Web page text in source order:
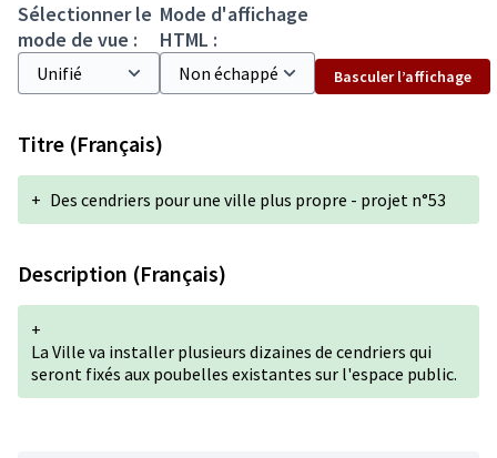
Sélectionner le
mode de vue :
Mode d'affichage
HTML :
Basculer l’affichage
Titre (Français)
+ Des cendriers pour une ville plus propre - projet n°53
Description (Français)
+
La Ville va installer plusieurs dizaines de cendriers qui
seront fixés aux poubelles existantes sur l'espace public.